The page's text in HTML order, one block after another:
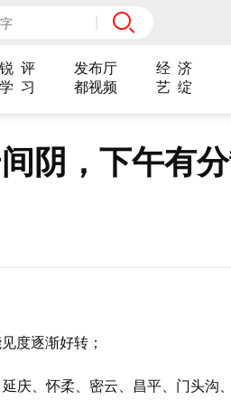
锐 评 发布厅 经 济
学 习 都视频 艺 绽
阴，下午有
度逐渐好转；
庆、怀柔、密云、昌平、门头沟